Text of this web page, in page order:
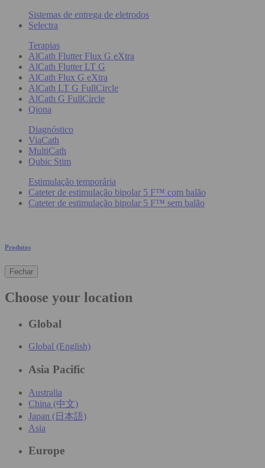
Sistemas de entrega de eletrodos
Selectra
Terapias
AlCath Flutter Flux G eXtra
AlCath Flutter LT G
AlCath Flux G eXtra
AlCath LT G FullCircle
AlCath G FullCircle
Qiona
Diagnóstico
ViaCath
MultiCath
Qubic Stim
Estimulação temporária
Cateter de estimulação bipolar 5 F™ com balão
Cateter de estimulação bipolar 5 F™ sem balão
Produtos
Fechar
Choose your location
Global
Global (English)
Asia Pacific
Australia
China (中文)
Japan (日本語)
Asia
Europe